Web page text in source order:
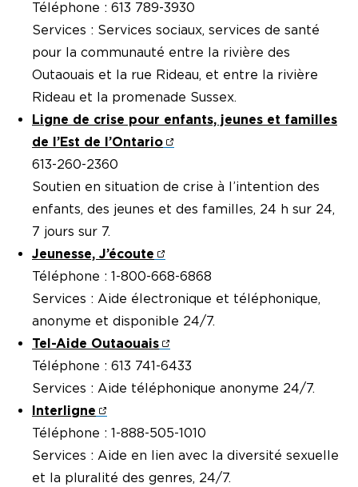
Téléphone : 613 789-3930
Services : Services sociaux, services de santé
pour la communauté entre la rivière des
Outaouais et la rue Rideau, et entre la rivière
Rideau et la promenade Sussex.
Ligne de crise pour enfants, jeunes et familles
de l’Est de l’Ontario
613-260-2360
Soutien en situation de crise à l’intention des
enfants, des jeunes et des familles, 24 h sur 24,
7 jours sur 7.
Jeunesse, J’écoute
Téléphone : 1-800-668-6868
Services : Aide électronique et téléphonique,
anonyme et disponible 24/7.
Tel-Aide Outaouais
Téléphone : 613 741-6433
Services : Aide téléphonique anonyme 24/7.
Interligne
Téléphone : 1-888-505-1010
Services : Aide en lien avec la diversité sexuelle
et la pluralité des genres, 24/7.